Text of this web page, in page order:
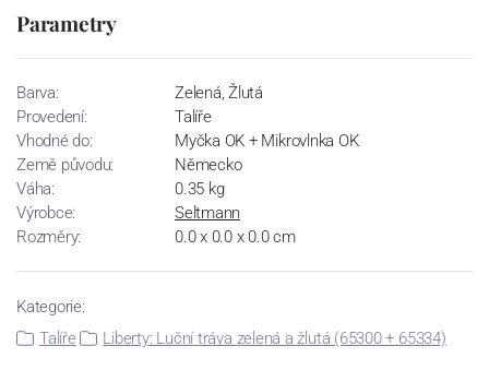
Parametry
Barva:
Zelená, Žlutá
Provedení:
Talíře
Vhodné do:
Myčka OK + Mikrovlnka OK
Země původu:
Německo
Váha:
0.35 kg
Výrobce:
Seltmann
Rozměry:
0.0 x 0.0 x 0.0 cm
Kategorie:
Talíře
Liberty: Luční tráva zelená a žlutá (65300 + 65334)